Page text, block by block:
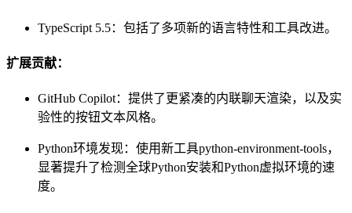
TypeScript 5.5：包括了多项新的语言特性和工具改进。
扩展贡献：
GitHub Copilot：提供了更紧凑的内联聊天渲染，以及实
验性的按钮文本风格。
Python环境发现：使用新工具python-environment-tools，
显著提升了检测全球Python安装和Python虚拟环境的速
度。